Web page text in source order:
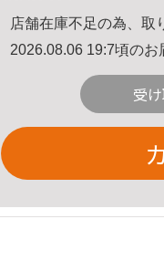
店舗在庫不足の為、取
2026.08.06 19:7頃のお
受